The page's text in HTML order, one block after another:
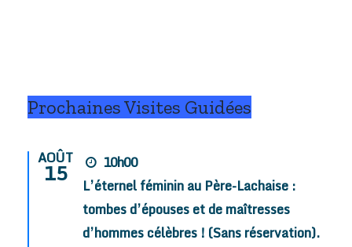
Prochaines Visites Guidées
AOÛT
15
10h00
L’éternel féminin au Père-Lachaise :
tombes d’épouses et de maîtresses
d’hommes célèbres ! (Sans réservation).